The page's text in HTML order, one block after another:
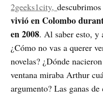
2geeks1city,
vivió en Colombo
en 2008. Al saber esto, y
¿Cómo no vas a querer
novelas? ¿Dónde
ventana miraba Arthur
argumento? Las ganas